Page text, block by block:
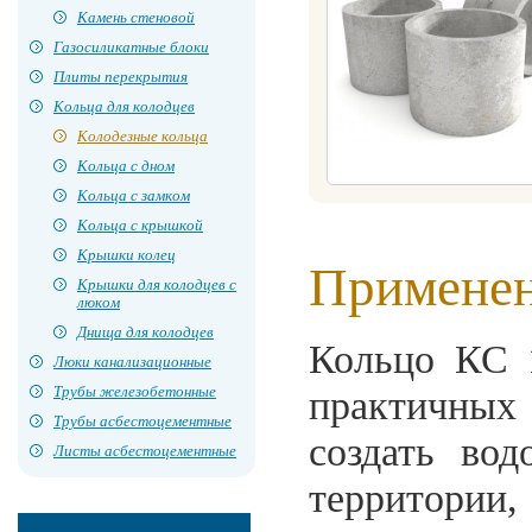
Камень стеновой
Газосиликатные блоки
Плиты перекрытия
Кольца для колодцев
Колодезные кольца
Кольца с дном
Кольца с замком
Кольца с крышкой
Крышки колец
Крышки для колодцев с
люком
Днища для колодцев
Люки канализационные
Трубы железобетонные
Трубы асбестоцементные
Листы асбестоцементные
Кольцо КС
создать